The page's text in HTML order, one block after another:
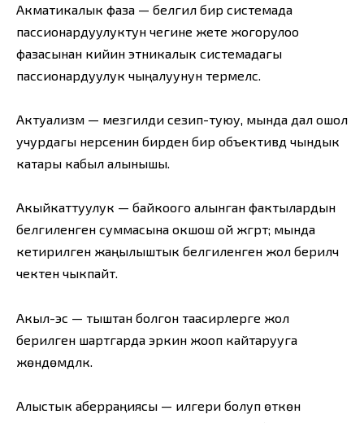
Акматикалык фаза — белгилүү бир системада
пассионардуулуктун чегине жете жогорулоо
фазасынан кийин этникалык системадагы
пассионардуулук чыңалуунун термелүүсү.
Актуализм — мезгилди сезип-туюу, мында дал ошол
учурдагы нерсенин бирден бир объективдүү чындык
катары кабыл алынышы.
Акыйкаттуулук — байкоого алынган фактылардын
белгиленген суммасына окшош ой жүгүртүү; мында
кетирилген жаңылыштык белгиленген жол берилүүчү
чектен чыкпайт.
Акыл-эс — тыштан болгон таасирлерге жол
берилген шартгарда эркин жооп кайтарууга
жөндөмдүүлүк.
Алыстык аберраңиясы — илгери болуп өткөн